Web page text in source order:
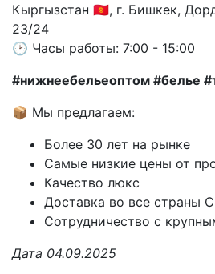
Кыргызстан 🇰🇬, г. Бишкек,
23/24
🕑 Часы работы: 7:00 - 15:00
#нижнеебельеоптом #белье
📦 Мы предлагаем:
Более 30 лет на рынке
Самые низкие цены от
Качество люкс
Доставка во все страны
Сотрудничество с
Дата 04.09.2025